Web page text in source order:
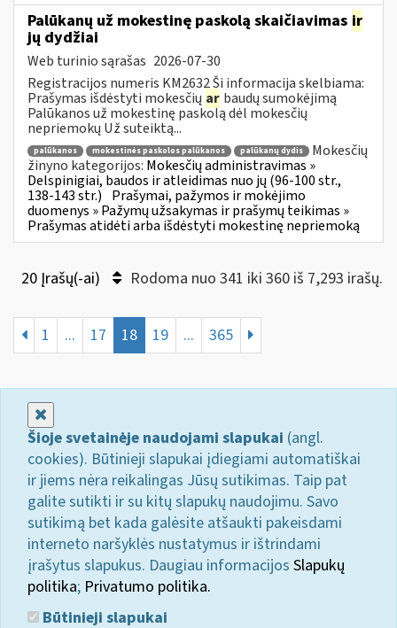
Palūkanų už mokestinę paskolą skaičiavimas ir
jų dydžiai
Web turinio sąrašas 2026-07-30
Registracijos numeris KM2632 Ši informacija skelbiama:
Prašymas išdėstyti mokesčių ar baudų sumokėjimą
Palūkanos už mokestinę paskolą dėl mokesčių
nepriemokų Už suteiktą...
palūkanos mokestinės paskolos palūkanos palūkanų dydis
Mokesčių
žinyno kategorijos: Mokesčių administravimas »
Delspinigiai, baudos ir atleidimas nuo jų (96-100 str.,
138-143 str.) Prašymai, pažymos ir mokėjimo
duomenys » Pažymų užsakymas ir prašymų teikimas »
Prašymas atidėti arba išdėstyti mokestinę nepriemoką
20 Įrašų(-ai) Rodoma nuo 341 iki 360 iš 7,293 irašų.
1 ... 17 18 19 ... 365
Šioje svetainėje naudojami slapukai (angl.
cookies). Būtinieji slapukai įdiegiami automatiškai
ir jiems nėra reikalingas Jūsų sutikimas. Taip pat
galite sutikti ir su kitų slapukų naudojimu. Savo
sutikimą bet kada galėsite atšaukti pakeisdami
interneto naršyklės nustatymus ir ištrindami
įrašytus slapukus. Daugiau informacijos Slapukų
politika; Privatumo politika.
Būtinieji slapukai